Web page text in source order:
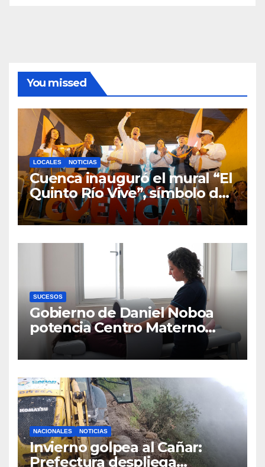
You missed
LOCALES NOTICIAS
Cuenca inauguró el mural “El
Quinto Río Vive”, símbolo de
la defensa ciudadana del
agua
SUCESOS
Gobierno de Daniel Noboa
potencia Centro Materno
Infantil y Emergencias en
Cuenca con nuevos equipos
NACIONALES NOTICIAS
Invierno golpea al Cañar:
Prefectura despliega